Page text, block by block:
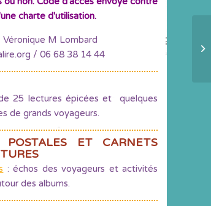
charte d'utilisation.
Véronique M Lombard
/ 06 68 38 14 44
25 lectures épicées et quelques
de grands voyageurs.
POSTALES ET CARNETS
: échos des voyageurs et activités
des albums.